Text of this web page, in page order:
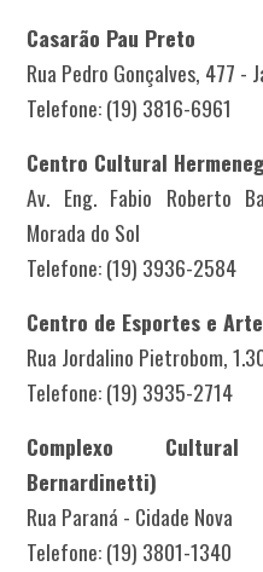
Casarão Pau Preto
Rua Pedro Gonçalves, 477 -
Telefone: (19) 3816-6961
Centro Cultural
Av. Eng. Fabio Roberto
Morada do Sol
Telefone: (19) 3936-2584
Centro de Esportes e
Rua Jordalino Pietrobom,
Telefone: (19) 3935-2714
Complexo
Bernardinetti)
Rua Paraná - Cidade Nova
Telefone: (19) 3801-1340